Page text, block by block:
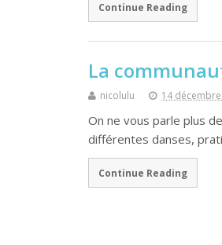
Continue Reading
La
nicolulu 14
On ne vous parle plus
différentes danses,
Continue Reading